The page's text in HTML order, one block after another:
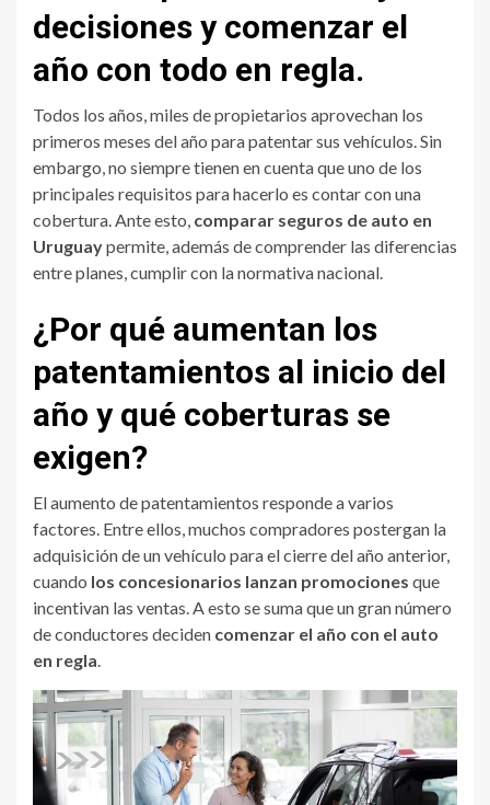
decisiones y comenzar el
año con todo en regla.
Todos los años, miles de propietarios aprovechan los
primeros meses del año para patentar sus vehículos. Sin
embargo, no siempre tienen en cuenta que uno de los
principales requisitos para hacerlo es contar con una
cobertura. Ante esto, comparar seguros de auto en
Uruguaypermite, además de comprender las diferencias
entre planes, cumplir con la normativa nacional.
¿Por qué aumentan los
patentamientos al inicio del
año y qué coberturas se
exigen?
El aumento de patentamientos responde a varios
factores. Entre ellos, muchos compradores postergan la
adquisición de un vehículo para el cierre del año anterior,
cuando los concesionarios lanzan promociones que
incentivan las ventas. A esto se suma que un gran número
de conductores deciden comenzar el año con el auto
en regla.